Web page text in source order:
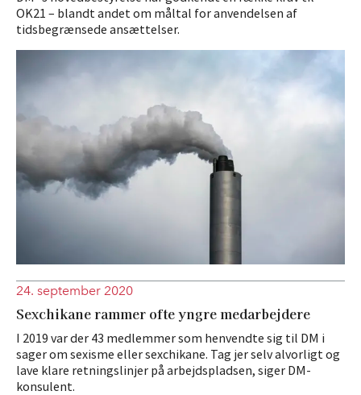
OK21 – blandt andet om måltal for anvendelsen af
tidsbegrænsede ansættelser.
24. september 2020
Sexchikane rammer ofte yngre medarbejdere
I 2019 var der 43 medlemmer som henvendte sig til DM i
sager om sexisme eller sexchikane. Tag jer selv alvorligt og
lave klare retningslinjer på arbejdspladsen, siger DM-
konsulent.